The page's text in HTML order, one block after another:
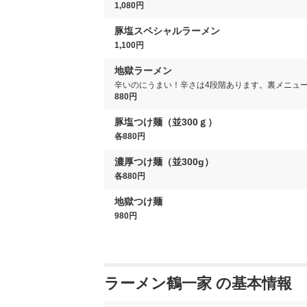
1,080円
豚塩スペシャルラーメン
1,100円
地獄ラーメン
辛いのにうまい！辛さは4段階あります。裏メニュ
880円
豚塩つけ麺（並300ｇ）
各880円
濃厚つけ麺（並300g）
各880円
地獄つけ麺
980円
ラーメン鶴一家 の基本情報